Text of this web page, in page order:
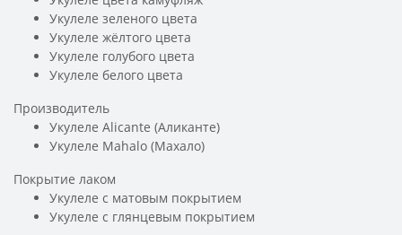
Укулеле зеленого цвета
Укулеле жёлтого цвета
Укулеле голубого цвета
Укулеле белого цвета
Производитель
Укулеле Alicante (Аликанте)
Укулеле Mahalo (Махало)
Покрытие лаком
Укулеле с матовым покрытием
Укулеле с глянцевым покрытием